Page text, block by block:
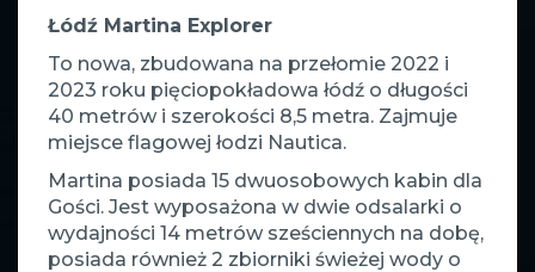
Łódź Martina Explorer
To nowa, zbudowana na przełomie 2022 i
2023 roku pięciopokładowa łódź o długości
40 metrów i szerokości 8,5 metra. Zajmuje
miejsce flagowej łodzi Nautica.
Martina posiada 15 dwuosobowych kabin dla
Gości. Jest wyposażona w dwie odsalarki o
wydajności 14 metrów sześciennych na dobę,
posiada również 2 zbiorniki świeżej wody o